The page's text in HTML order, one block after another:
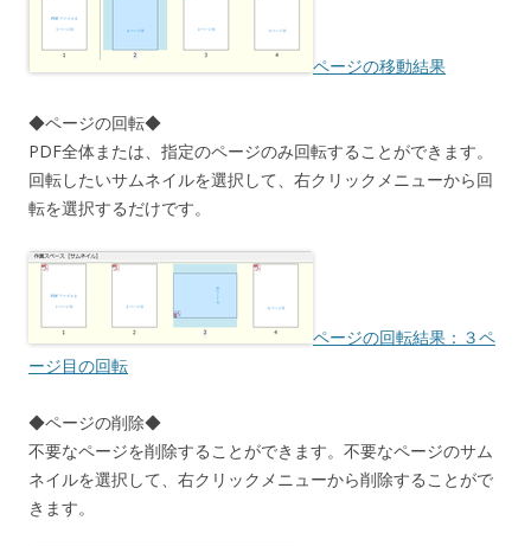
ページの移動結果
◆ページの回転◆
PDF全体または、指定のページのみ回転することができます。
回転したいサムネイルを選択して、右クリックメニューから回
転を選択するだけです。
ページの回転結果：３ペ
ージ目の回転
◆ページの削除◆
不要なページを削除することができます。不要なページのサム
ネイルを選択して、右クリックメニューから削除することがで
きます。